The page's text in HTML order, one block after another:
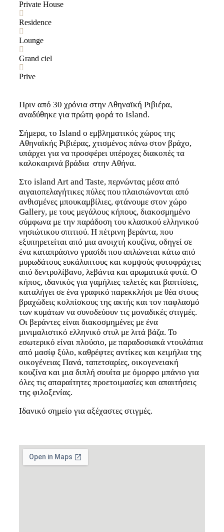
Private House
Residence
Lounge
Grand ciel
Prive
Πριν από 30 χρόνια στην Αθηναϊκή Ριβιέρα,
αναδύθηκε για πρώτη φορά το Island.
Σήμερα, το Island o εμβληματικός χώρος της
Αθηναϊκής Ριβιέρας, χτισμένος πάνω στον βράχο,
υπάρχει για να προσφέρει υπέροχες διακοπές τα
καλοκαιρινά βράδια στην Αθήνα.
Στο island Art and Taste, περνώντας μέσα από
αιγαιοπελαγήτικες πύλες που πλαισιώνονται από
ανθισμένες μπουκαμβίλιες, φτάνουμε στον χώρο
Gallery, με τους μεγάλους κήπους, διακοσμημένο
σύμφωνα με την παράδοση του κλασικού ελληνικού
νησιώτικου σπιτιού. Η πέτρινη βεράντα, που
εξυπηρετείται από μια ανοιχτή κουζίνα, οδηγεί σε
ένα καταπράσινο γρασίδι που απλώνεται κάτω από
μυρωδάτους ευκάλυπτους και κομψούς φυτοφράχτες
από δεντρολίβανο, λεβάντα και αρωματικά φυτά. Ο
κήπος, ιδανικός για γαμήλιες τελετές και βαπτίσεις,
καταλήγει σε ένα γραφικό παρεκκλήσι με θέα στους
βραχώδεις κολπίσκους της ακτής και τον παφλασμό
των κυμάτων να συνοδεύουν τις μοναδικές στιγμές.
Οι βεράντες είναι διακοσμημένες με ένα
μινιμαλιστικό ελληνικό στυλ με λιτά βάζα. Το
εσωτερικό είναι πλούσιο, με παραδοσιακά ντουλάπια
από μασίφ ξύλο, καθρέφτες αντίκες και κειμήλια της
οικογένειας Πανά, ταπετσαρίες, οικογενειακή
κουζίνα και μια διπλή σουίτα με όμορφο μπάνιο για
όλες τις απαραίτητες προετοιμασίες και απαιτήσεις
της φιλοξενίας.
Ιδανικό σημείο για αξέχαστες στιγμές.